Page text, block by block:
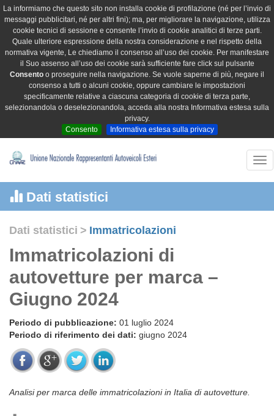
La informiamo che questo sito non installa cookie di profilazione (né per l’invio di
messaggi pubblicitari, né per altri fini); ma, per migliorare la navigazione, utilizza
cookie tecnici di sessione e consente l’invio di cookie analitici di terze parti.
Quale ulteriore espressione della nostra considerazione e nel rispetto della
normativa vigente, Le chiediamo il consenso all’uso dei cookie. Per manifestare
il Suo assenso all’uso dei cookie sarà sufficiente fare click sul pulsante
Consento o proseguire nella navigazione. Se vuole saperne di più, negare il
consenso a tutti o alcuni cookie, oppure cambiare le impostazioni
specificamente relative a ciascuna categoria di cookie di terza parte,
selezionandola o deselezionandola, acceda alla nostra Informativa estesa sulla
privacy.
Consento
Informativa estesa sulla privacy
Dati statistici
Dati statistici > Immatricolazioni
Immatricolazioni di
autovetture per marca –
Giugno 2024
Periodo di pubblicazione: 01 luglio 2024
Periodo di riferimento dei dati: giugno 2024
Analisi per marca delle immatricolazioni in Italia di autovetture.